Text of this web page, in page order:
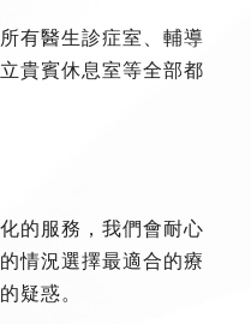
有醫生診症室、輔導
貴賓休息室等全部都
的服務，我們會耐心
情況選擇最適合的療
疑惑。